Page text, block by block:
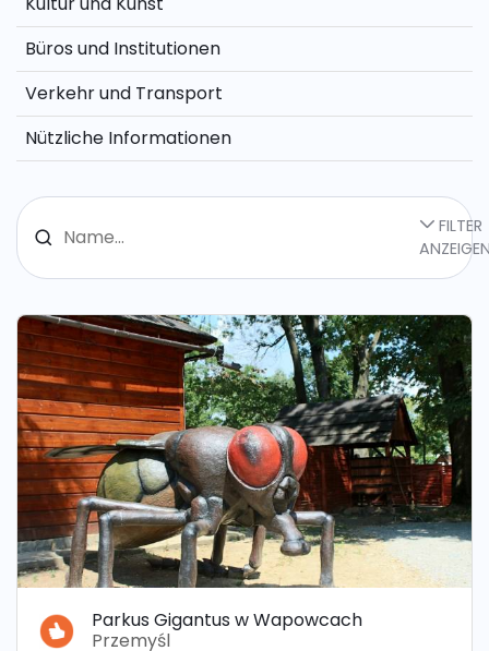
FILTER
Parkus Gigantus w Wapowcach
Przemyśl
Büros und Institutionen
Verkehr und Transport
Nützliche Informationen